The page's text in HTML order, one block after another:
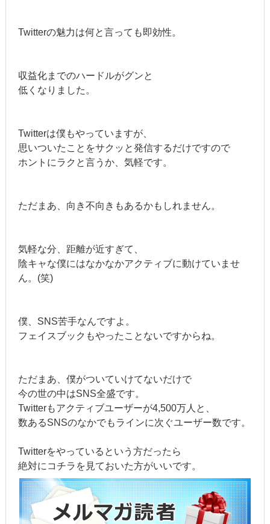
Twitterの魅力は何と言っても即効性。
収益化までのハードルがグンと
低くなりました。
Twitterは僕もやっていますが、
思いついたことをサクッと発信するだけですので
ホントにラクと言うか、気軽です。
ただまあ、向き不向きもあるかもしれません。
気軽な分、距離が近すぎて、
陰キャな僕にはなかなかアクティブに動けていませ
ん。(笑)
僕、SNS苦手なんですよ。
フェイスブックもやったことないですからね。
ただまあ、僕がついていけてないだけで
今の世の中はSNS全盛です。
Twitterもアクティブユーザーが4,500万人と、
数あるSNSのなかでもラインに次ぐユーザー数です。
Twitterをやっているという方だったら
絶対にコチラを見ておいた方がいいです。